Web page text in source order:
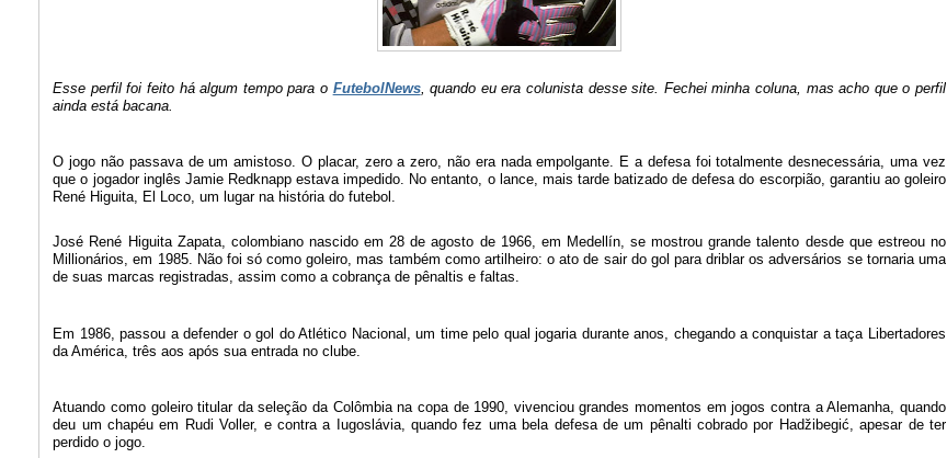
Esse perfil foi feito há algum tempo para o FutebolNews, quando eu era colunista desse site. Fechei minha coluna, mas acho que o perfil
ainda está bacana.
O jogo não passava de um amistoso. O placar, zero a zero, não era nada empolgante. E a defesa foi totalmente desnecessária, uma vez
que o jogador inglês Jamie Redknapp estava impedido. No entanto, o lance, mais tarde batizado de defesa do escorpião, garantiu ao goleiro
René Higuita, El Loco, um lugar na história do futebol.
José René Higuita Zapata, colombiano nascido em 28 de agosto de 1966, em Medellín, se mostrou grande talento desde que estreou no
Millionários, em 1985. Não foi só como goleiro, mas também como artilheiro: o ato de sair do gol para driblar os adversários se tornaria uma
de suas marcas registradas, assim como a cobrança de pênaltis e faltas.
Em 1986, passou a defender o gol do Atlético Nacional, um time pelo qual jogaria durante anos, chegando a conquistar a taça Libertadores
da América, três aos após sua entrada no clube.
Atuando como goleiro titular da seleção da Colômbia na copa de 1990, vivenciou grandes momentos em jogos contra a Alemanha, quando
deu um chapéu em Rudi Voller, e contra a Iugoslávia, quando fez uma bela defesa de um pênalti cobrado por Hadžibegić, apesar de ter
perdido o jogo.